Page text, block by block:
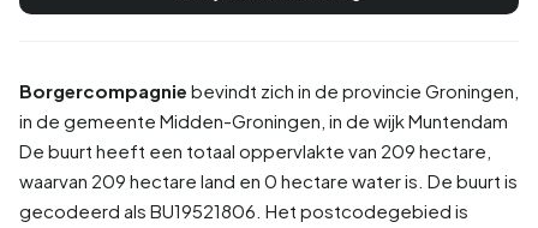
Borgercompagnie bevindt zich in de provincie Groningen
in de gemeente Midden-Groningen , in de wijkMuntendam
De buurt heeft een totaal oppervlakte van 209 hectare,
waarvan 209 hectare land en 0 hectare water is. De buurt is
gecodeerd als BU19521806. Het postcodegebied is